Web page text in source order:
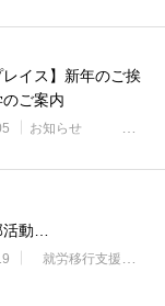
レイス】新年のご挨
ご案内
お知らせ
動…
就労移行支援・ニコサービス城東センター